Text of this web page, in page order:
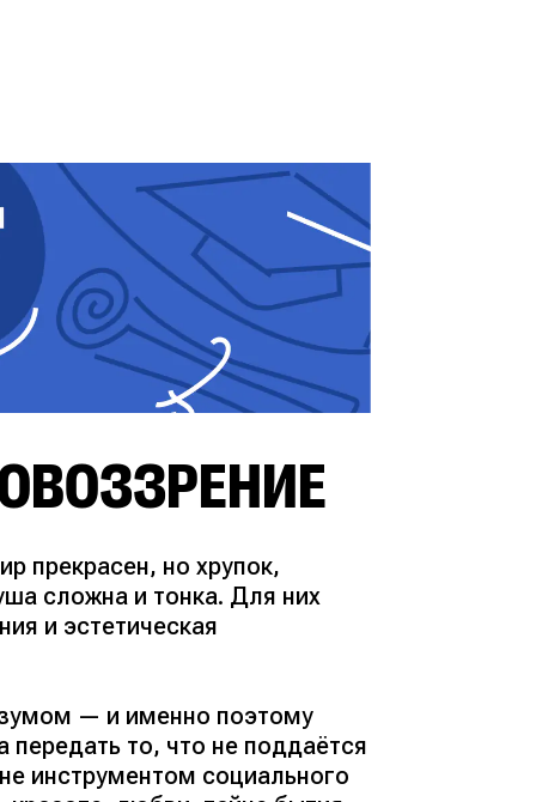
прекрасен, но хрупок,
сложна и тонка. Для них
и эстетическая
— и именно поэтому
то, что не поддаётся
инструментом социального